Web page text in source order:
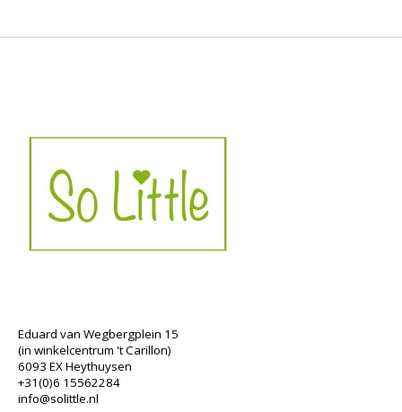
Eduard van Wegbergplein 15
(in winkelcentrum 't Carillon)
6093 EX Heythuysen
+31(0)6 15562284
info@solittle.nl